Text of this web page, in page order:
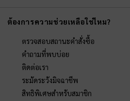
ต้องการความช่วยเหลือใช่ไหม?
ตรวจสอบสถานะคำสั่งซื้อ
คำถามที่พบบ่อย
ติดต่อเรา
ระมัดระวังมิจฉาชีพ
สิทธิพิเศษสำหรับสมาชิก